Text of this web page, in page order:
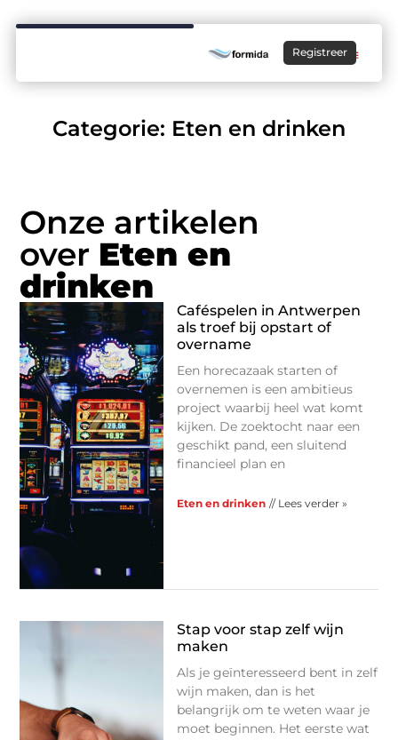
Registreer
Categorie: Eten en drinken
Onze artikelen
over Eten en
drinken
Caféspelen in Antwerpen
als troef bij opstart of
overname
Een horecazaak starten of
overnemen is een ambitieus
project waarbij heel wat komt
kijken. De zoektocht naar een
geschikt pand, een sluitend
financieel plan en
Eten en drinken // Lees verder »
Stap voor stap zelf wijn
maken
Als je geïnteresseerd bent in zelf
wijn maken, dan is het
belangrijk om te weten waar je
moet beginnen. Het eerste wat